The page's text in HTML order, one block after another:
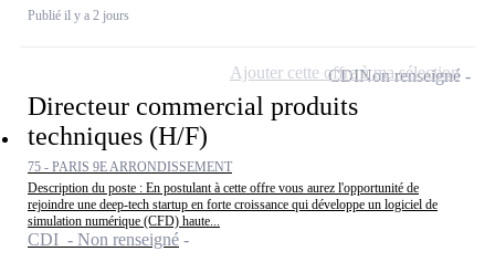
Publié il y a 2 jours
Directeur commercial produits
techniques (H/F)
75 - PARIS 9E ARRONDISSEMENT
Description du poste : En postulant à cette offre vous aurez l'opportunité de
rejoindre une deep-tech startup en forte croissance qui développe un logiciel de
simulation numérique (CFD) haute...
CDI - Non renseigné
CDINon renseigné
Ajouter cette offre à ma sélection